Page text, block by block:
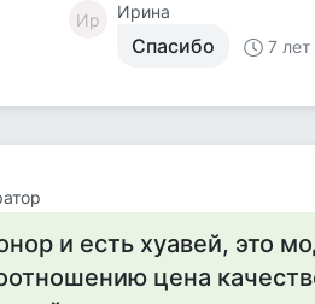
Ир Ирина
Спасибо 7 лет
и есть хуавей, это
цена